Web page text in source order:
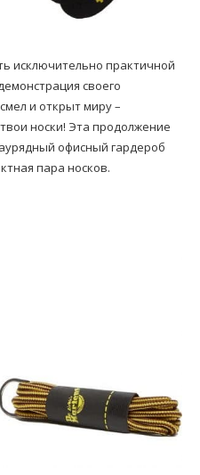
исключительно практичной
своего
и открыт миру –
носки! Эта продолжение
офисный гардероб
пара носков.